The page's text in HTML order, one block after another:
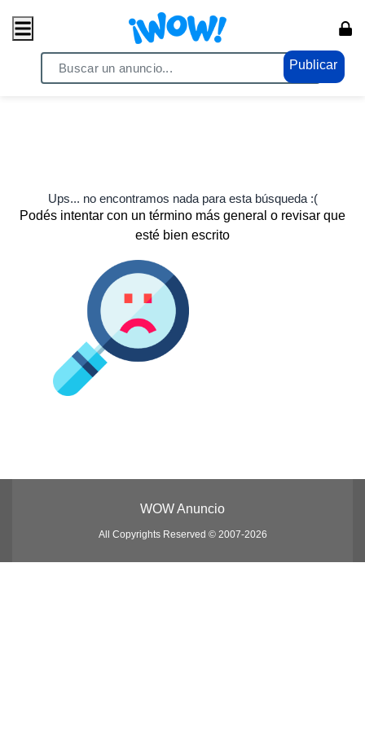
Publicar
Ups... no encontramos nada para esta búsqueda :(
Podés intentar con un término más general o revisar que
esté bien escrito
WOW Anuncio
All Copyrights Reserved © 2007-2026